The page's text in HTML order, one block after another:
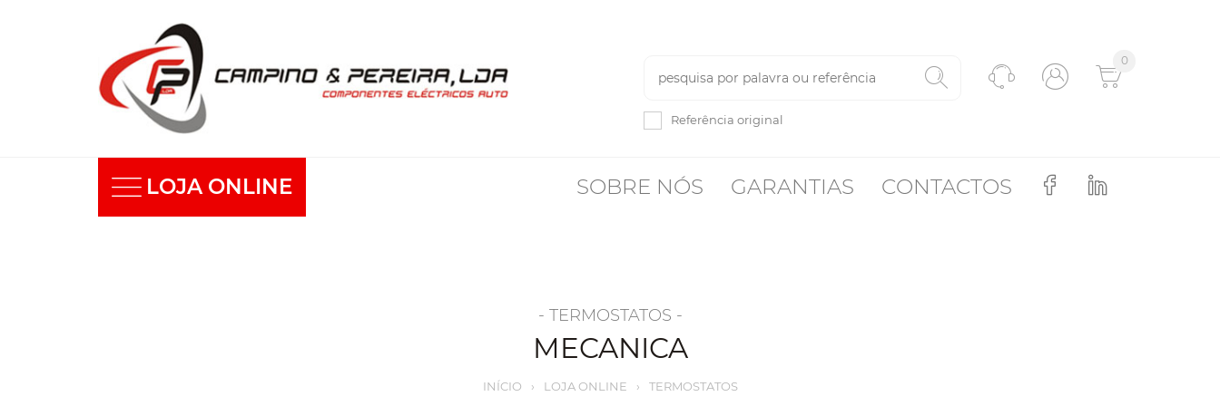
Referência original
0
LOJA ONLINE SOBRE NÓS GARANTIAS CONTACTOS
- TERMOSTATOS -
MECANICA
INÍCIO › LOJA ONLINE › TERMOSTATOS